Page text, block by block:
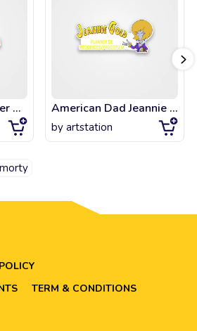
American Dad Roger Myaah American Dad Jeannie Gold
by artstation
TERM & CONDITIONS